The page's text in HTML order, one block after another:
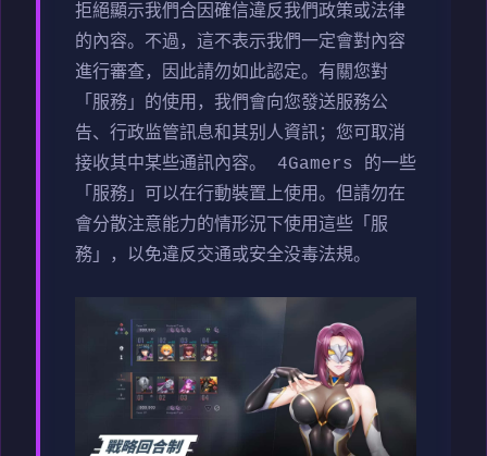
拒絕顯示我們合因確信違反我們政策或法律
的內容。不過，這不表示我們一定會對內容
進行審查，因此請勿如此認定。有關您對
「服務」的使用，我們會向您發送服務公
告、行政监管訊息和其别人資訊；您可取消
接收其中某些通訊內容。 4Gamers 的一些
「服務」可以在行動裝置上使用。但請勿在
會分散注意能力的情形況下使用這些「服
務」，以免違反交通或安全没毒法規。